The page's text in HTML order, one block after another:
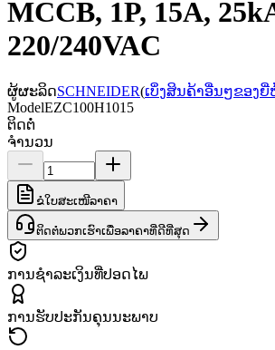
MCCB, 1P, 15A,
220/240VAC
ຜູ້ຜະລິດSCHNEIDER(ເບິ່ງສິນຄ້າອື່ນໆຂອງ
ModelEZC100H1015
ຕິດຕໍ່
ຈຳນວນ
ຂໍໃບສະເໜີລາຄາ
ຕິດຕໍ່ພວກເຮົາເພື່ອລາຄາທີ່ດີທີ່ສຸດ
ການຊຳລະເງິນທີ່ປອດໄພ
ການຮັບປະກັນຄຸນນະພາບ